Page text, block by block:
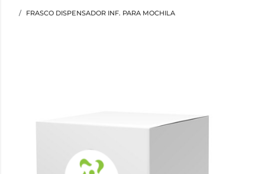
FRASCO DISPENSADOR INF. PARA MOCHILA